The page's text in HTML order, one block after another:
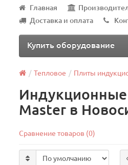
Главная
Доставка и оплата
Купить оборудование
Тепловое Плиты
Индукционные
Master в
Сравнение товаров (0)